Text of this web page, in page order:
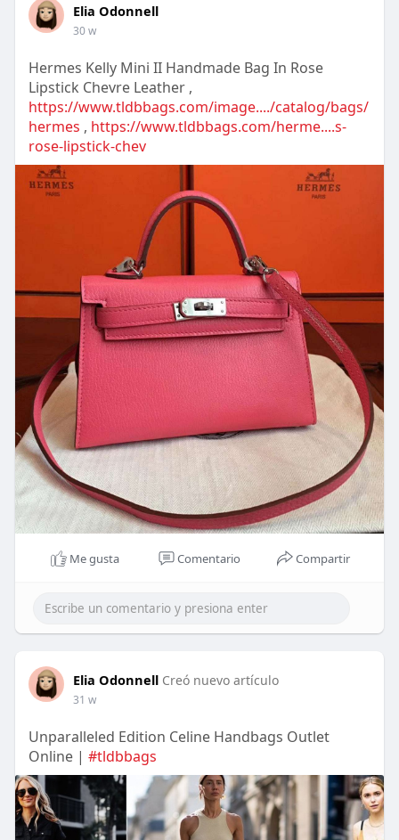
Elia Odonnell
30 w
Hermes Kelly Mini II Handmade Bag In Rose
Lipstick Chevre Leather ,
https://www.tldbbags.com/image..../catalog/bags/
hermes , https://www.tldbbags.com/herme....s-
rose-lipstick-chev
Me gusta Comentario Compartir
Elia Odonnell Creó nuevo artículo
31 w
Unparalleled Edition Celine Handbags Outlet
Online | #tldbbags